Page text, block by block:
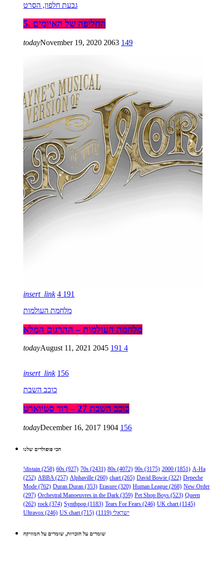
גבעת חלפון, הסרט
5. החליפה של האיומים
todayNovember 19, 2020 2063 149
insert_link 4 191
מלחמת העולמות
מלחמת העולמות – התרגום המלא
todayAugust 11, 2021 2045 191 4
insert_link 156
כוכב השבת
כוכב השבת 27 – רוד סטיוארט
todayDecember 16, 2017 1904 156
הכי פופולרים שלנו
!distain (258) 60s (927) 70s (2431) 80s (4072) 90s (3175) 2000 (1851) A-Ha
(252) ABBA (257) Alphaville (260) chart (265) David Bowie (322) Depeche
Mode (762) Duran Duran (353) Erasure (320) Human League (268) New Order
(297) Orchestral Manoeuvres in the Dark (359) Pet Shop Boys (523) Queen
(262) rock (374) Synthpop (1183) Tears For Fears (246) UK chart (1145)
Ultravox (246) US chart (715) ישראלי (1119)
שומרים על הזכויות, שומרים על המוזיקה